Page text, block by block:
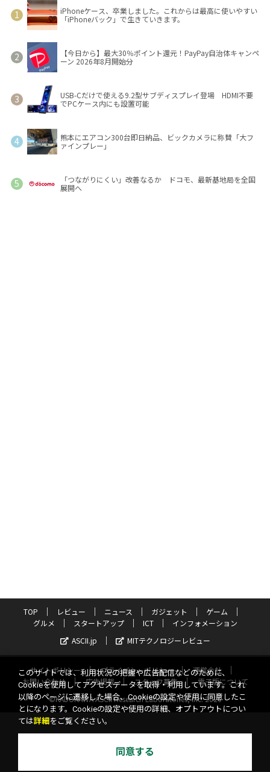
iPhoneケース、卒業しました。これからは最高に使いやすい
「iPhoneバック」で生きていきます。
【今日から】最大30％ポイント還元！PayPay自治体キャンペ
ーン 2026年8月開始分
USB-Cだけで使える9.2型サブディスプレイ登場 HDMI不要
でPCケース内にも設置可能
熊本にエアコン300台即日納品、ビックカメラに称賛「大フ
ァインプレー」
「つながりにくい」改善なるか ドコモ、最新基地局を全国
展開へ
TOP レビュー ニュース ガジェット
ゲーム
グルメ
スタートアップ ICT
インフォメーション
ASCII.jp
MITテクノロジーレビュー
サイトポリシー プライバシーポリシー
運営会社
お問い合わせ
広告掲載 スタッフ募集
電子版について
©KADOKAWA ASCII Research Laboratories, Inc. 2026
このサイトでは、利用状況の把握や広告配信などのために、
Cookieを使用してアクセスデータを取得・利用しています。これ
以降のページに遷移した場合、Cookieの設定や使用に同意したこ
とになります。Cookieの設定や使用の詳細、オプトアウトについ
ては詳細 をご覧ください。
同意する